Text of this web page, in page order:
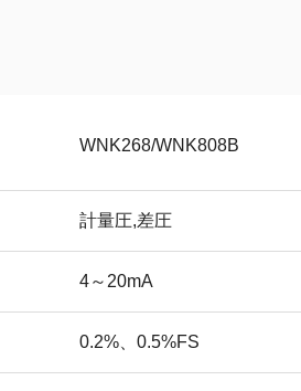
WNK268/WNK808B
計量圧,差圧
4～20mA
0.2%、0.5%FS